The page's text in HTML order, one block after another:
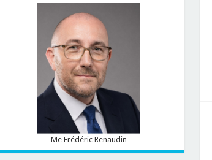
Me Frédéric Renaudin